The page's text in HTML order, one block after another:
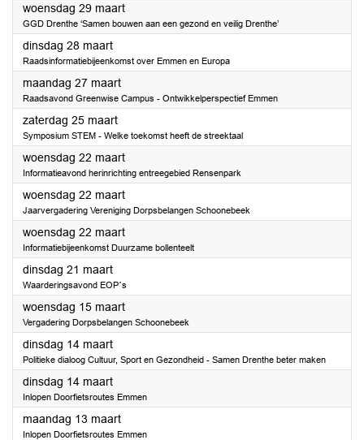
woensdag 29 maart2023
GGD Drenthe ‘Samen bouwen aan een gezond en veilig Drenthe’
dinsdag 28 maart2023
Raadsinformatiebijeenkomst over Emmen en Europa
maandag 27 maart2023
Raadsavond Greenwise Campus - Ontwikkelperspectief Emmen
zaterdag 25 maart2023
Symposium STEM - Welke toekomst heeft de streektaal
woensdag 22 maart2023
Informatieavond herinrichting entreegebied Rensenpark
woensdag 22 maart2023
Jaarvergadering Vereniging Dorpsbelangen Schoonebeek
woensdag 22 maart2023
Informatiebijeenkomst Duurzame bollenteelt
dinsdag 21 maart2023
Waarderingsavond EOP´s
woensdag 15 maart2023
Vergadering Dorpsbelangen Schoonebeek
dinsdag 14 maart2023
Politieke dialoog Cultuur, Sport en Gezondheid - Samen Drenthe beter maken
dinsdag 14 maart2023
Inlopen Doorfietsroutes Emmen
maandag 13 maart2023
Inlopen Doorfietsroutes Emmen